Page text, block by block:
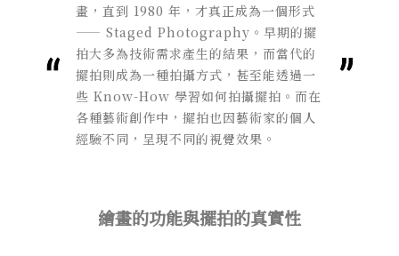
畫，直到 1980 年，才真正成為一個形式
—— Staged Photography。 早期的擺
拍大多為技術需求產生的結果，而當代的
擺拍則成為一種拍攝方式，甚至能透過一
些 Know-How 學習如何拍攝擺拍。而在
各種藝術創作中，擺拍也因藝術家的個人
經驗不同，呈現不同的視覺效果。
繪畫的功能與擺拍的真實性